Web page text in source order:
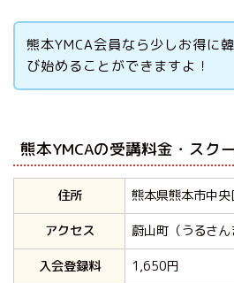
熊本YMCA会員なら少しお得に
び始めることができますよ！
熊本YMCAの受講料金・スク
住所
熊本県熊本市中
アクセス
蔚山町（うるさ
入会登録料
1,650円